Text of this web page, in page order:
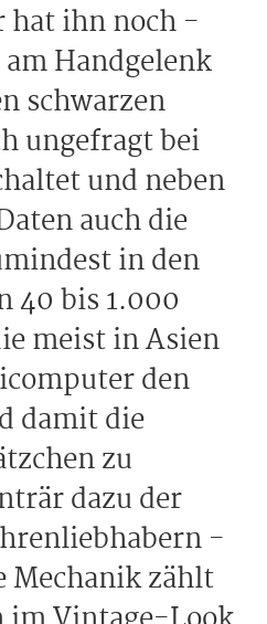
hat ihn noch -
Handgelenk
schwarzen
ungefragt bei
und neben
auch die
in den
40 bis 1.000
meist in Asien
den
damit die
zu
dazu der
-
Mechanik zählt